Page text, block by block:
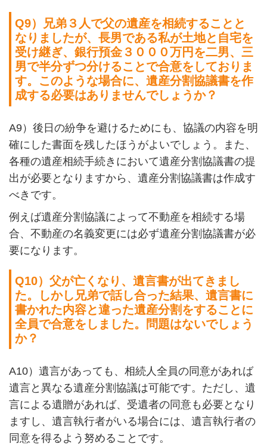
Q9）兄弟３人で父の遺産を相続することと
なりましたが、長男である私が土地と自宅を
受け継ぎ、銀行預金３０００万円を二男、三
男で半分ずつ分けることで合意をしておりま
す。このような場合に、遺産分割協議書を作
成する必要はありませんでしょうか？
A9） 後日の紛争を避けるためにも、協議の内容を明
確にした書面を残したほうがよいでしょう。また、
各種の遺産相続手続きにおいて遺産分割協議書の提
出が必要となりますから、遺産分割協議書は作成す
べきです。
例えば遺産分割協議によって不動産を相続する場
合、不動産の名義変更には必ず遺産分割協議書が必
要になります。
Q10）父が亡くなり、遺言書が出てきまし
た。しかし兄弟で話し合った結果、遺言書に
書かれた内容と違った遺産分割をすることに
全員で合意をしました。問題はないでしょう
か？
A10）遺言があっても、相続人全員の同意があれば
遺言と異なる遺産分割協議は可能です。ただし、遺
言による遺贈があれば、受遺者の同意も必要となり
ますし、遺言執行者がいる場合には、遺言執行者の
同意を得るよう努めることです。